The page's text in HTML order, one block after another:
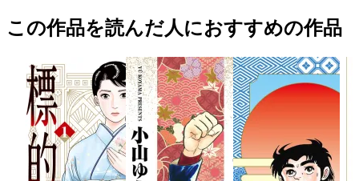
この作品を読んだ人におすすめの作品